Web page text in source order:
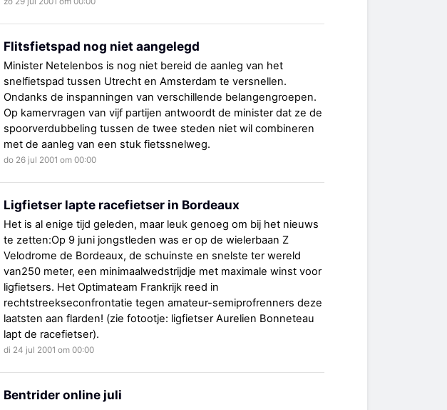
Flitsfietspad nog niet aangelegd
Minister Netelenbos is nog niet bereid de aanleg van het
snelfietspad tussen Utrecht en Amsterdam te versnellen.
Ondanks de inspanningen van verschillende belangengroepen.
Op kamervragen van vijf partijen antwoordt de minister dat ze de
spoorverdubbeling tussen de twee steden niet wil combineren
met de aanleg van een stuk fietssnelweg.
do 26 jul 2001 om 00:00
Ligfietser lapte racefietser in Bordeaux
Het is al enige tijd geleden, maar leuk genoeg om bij het nieuws
te zetten:Op 9 juni jongstleden was er op de wielerbaan Z
Velodrome de Bordeaux, de schuinste en snelste ter wereld
van250 meter, een minimaalwedstrijdje met maximale winst voor
ligfietsers. Het Optimateam Frankrijk reed in
rechtstreekseconfrontatie tegen amateur-semiprofrenners deze
laatsten aan flarden! (zie fotootje: ligfietser Aurelien Bonneteau
lapt de racefietser).
di 24 jul 2001 om 00:00
Bentrider online juli